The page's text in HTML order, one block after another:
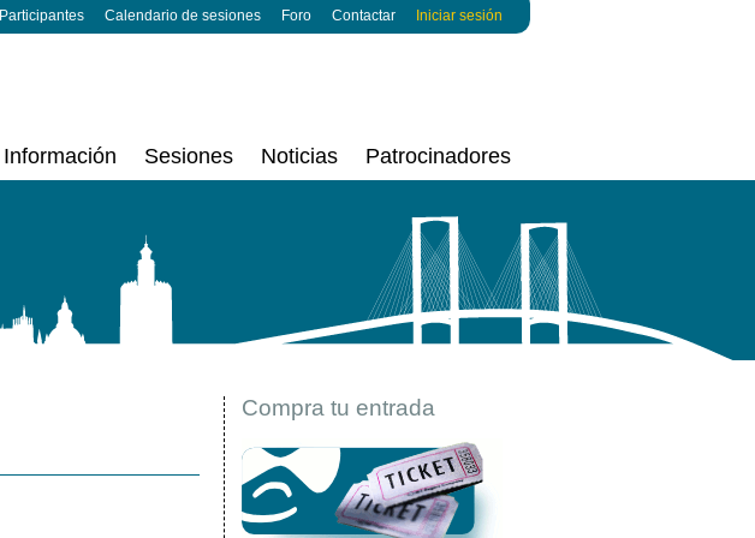
Participantes Calendario de sesiones Foro Contactar Iniciar sesión
Información Sesiones Noticias Patrocinadores
Compra tu entrada